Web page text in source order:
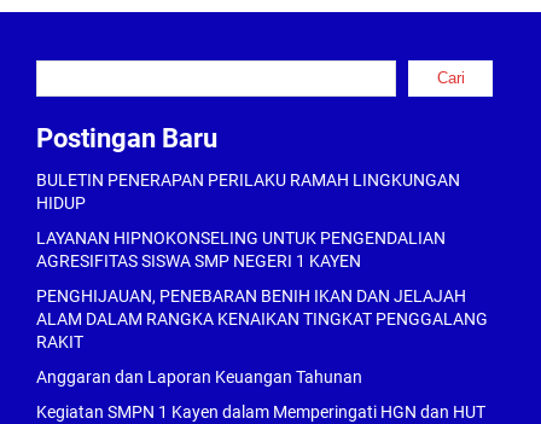
Cari
Postingan Baru
BULETIN PENERAPAN PERILAKU RAMAH LINGKUNGAN
HIDUP
LAYANAN HIPNOKONSELING UNTUK PENGENDALIAN
AGRESIFITAS SISWA SMP NEGERI 1 KAYEN
PENGHIJAUAN, PENEBARAN BENIH IKAN DAN JELAJAH
ALAM DALAM RANGKA KENAIKAN TINGKAT PENGGALANG
RAKIT
Anggaran dan Laporan Keuangan Tahunan
Kegiatan SMPN 1 Kayen dalam Memperingati HGN dan HUT